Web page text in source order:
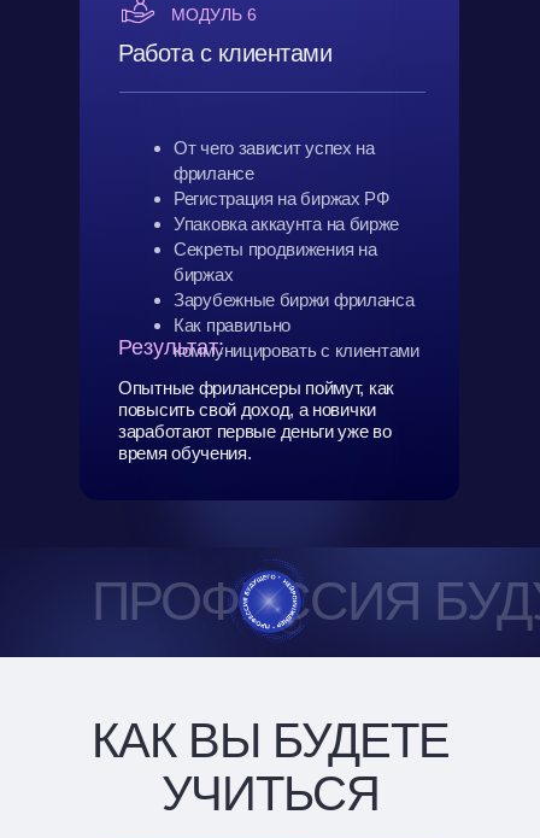
МОДУЛЬ 6
Работа с клиентами
От чего зависит успех на
фрилансе
Регистрация на биржах РФ
Упаковка аккаунта на бирже
Секреты продвижения на
биржах
Зарубежные биржи фриланса
Как правильно
коммуницировать с клиентами
Результат:
Опытные фрилансеры поймут, как
повысить свой доход, а новички
заработают первые деньги уже во
время обучения.
ПРОФЕССИЯ
КАК ВЫ БУДЕТЕ
УЧИТЬСЯ